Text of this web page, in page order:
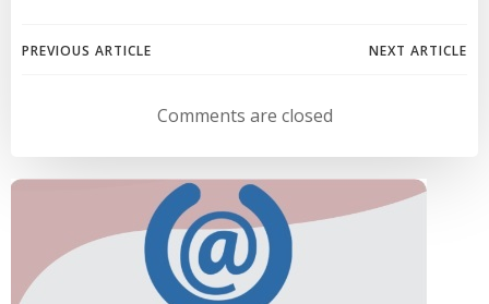
Navegación
entradas
PREVIOUS ARTICLE
Navegación
de
entradas
NEXT ARTICLE
Comments are closed